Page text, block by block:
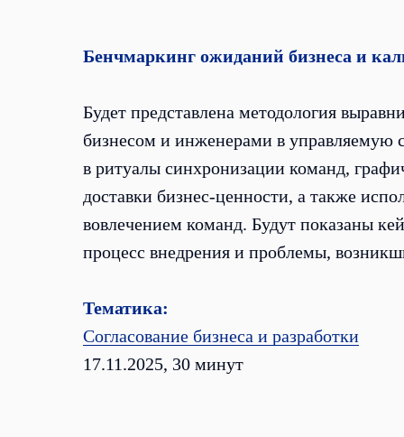
Бенчмаркинг ожиданий бизнеса и
Будет представлена методология
бизнесом и инженерами в управляемую
в ритуалы синхронизации команд,
доставки бизнес-ценности, а также
вовлечением команд. Будут показаны
процесс внедрения и проблемы,
Тематика:
Согласование бизнеса и разработки
17.11.2025, 30 минут